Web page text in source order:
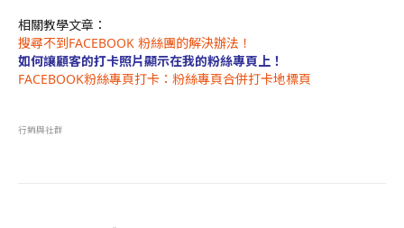
相關教學文章：
搜尋不到FACEBOOK 粉絲團的解決辦法！
如何讓顧客的打卡照片顯示在我的粉絲專頁上！
FACEBOOK粉絲專頁打卡：粉絲專頁合併打卡地標頁
行銷與社群